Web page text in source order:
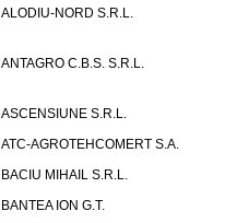
ALODIU-NORD S.R.L.
ANTAGRO C.B.S. S.R.L.
ASCENSIUNE S.R.L.
ATC-AGROTEHCOMERT S.A.
BACIU MIHAIL S.R.L.
BANTEA ION G.T.